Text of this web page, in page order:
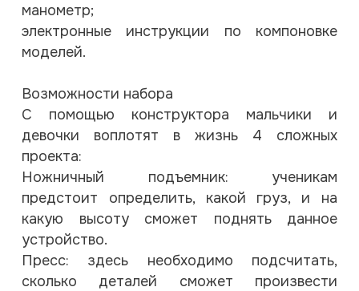
манометр;
электронные инструкции по компоновке
моделей.
Возможности набора
С помощью конструктора мальчики и
девочки воплотят в жизнь 4 сложных
проекта:
Ножничный подъемник: ученикам
предстоит определить, какой груз, и на
какую высоту сможет поднять данное
устройство.
Пресс: здесь необходимо подсчитать,
сколько деталей сможет произвести